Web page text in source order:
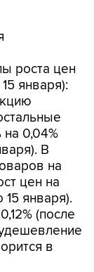
роста цен
января):
на 0,04%
В
на
цен на
15 января).
(после
в